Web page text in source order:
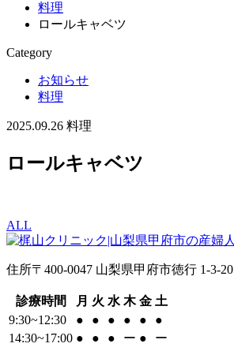
料理
ロールキャベツ
Category
お知らせ
料理
2025.09.26 料理
ロールキャベツ
ALL
住所〒400-0047 山梨県甲府市徳行 1-3-20
診療時間 月 火 水 木 金 土
9:30~12:30
● ● ● ● ●
●
14:30~17:00 ● ● ● ー ● ー